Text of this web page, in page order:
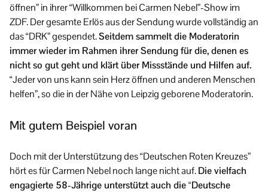
öffnen” in ihrer “Willkommen bei Carmen Nebel”-Show im
ZDF. Der gesamte Erlös aus der Sendung wurde vollständig an
das “DRK” gespendet.Seitdem sammelt die Moderatorin
immer wieder im Rahmen ihrer Sendung für die, denen es
nicht so gut geht und klärt über Missstände und Hilfen auf.
“Jeder von uns kann sein Herz öffnen und anderen Menschen
helfen”, so die in der Nähe von Leipzig geborene Moderatorin.
Mit gutem Beispiel voran
Doch mit der Unterstützung des “Deutschen Roten Kreuzes”
hört es für Carmen Nebel noch lange nicht auf.Die vielfach
engagierte 58-Jährige unterstützt auch die “Deutsche